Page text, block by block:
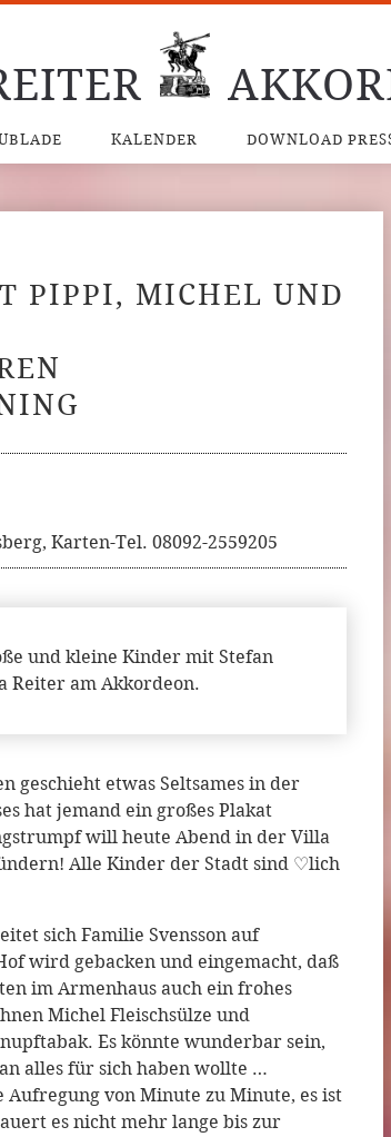
KALENDER DOWNLOAD
PIPPI, MICHEL UND
Karten-Tel. 08092-2559205
und kleine Kinder mit Stefan
Reiter am Akkordeon.
geschieht etwas Seltsames in der
hat jemand ein großes Plakat
will heute Abend in der Villa
Alle Kinder der Stadt sind ♡lich
sich Familie Svensson auf
wird gebacken und eingemacht, daß
im Armenhaus auch ein frohes
Michel Fleischsülze und
Es könnte wunderbar sein,
alles für sich haben wollte …
von Minute zu Minute, es ist
es nicht mehr lange bis zur